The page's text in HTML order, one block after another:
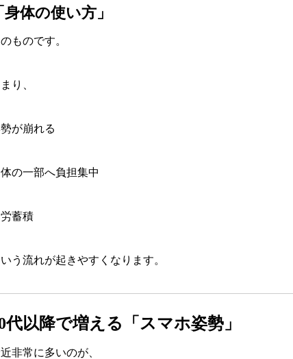
身体の使い方」
ものです。
り、
が崩れる
の一部へ負担集中
蓄積
う流れが起きやすくなります。
代以降で増える「スマホ姿勢」
非常に多いのが、